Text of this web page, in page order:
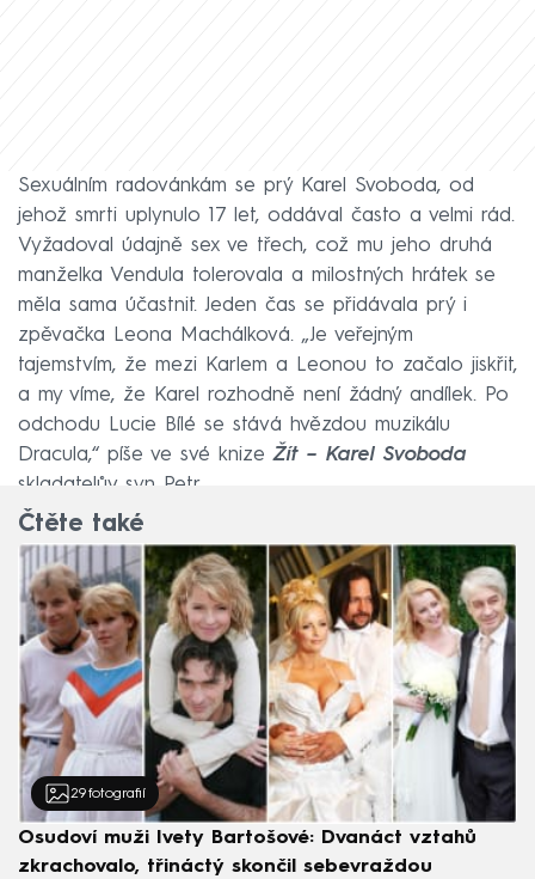
Sexuálním radovánkám se prý Karel Svoboda, od
jehož smrti uplynulo 17 let, oddával často a velmi rád.
Vyžadoval údajně sex ve třech, což mu jeho druhá
manželka Vendula tolerovala a milostných hrátek se
měla sama účastnit. Jeden čas se přidávala prý i
zpěvačka Leona Machálková. „Je veřejným
tajemstvím, že mezi Karlem a Leonou to začalo jiskřit,
a my víme, že Karel rozhodně není žádný andílek. Po
odchodu Lucie Bílé se stává hvězdou muzikálu
Dracula,“ píše ve své knizeŽít – Karel Svoboda
skladatelův syn Petr.
Čtěte také
29 fotografií
Osudoví muži Ivety Bartošové: Dvanáct vztahů
zkrachovalo, třináctý skončil sebevraždou